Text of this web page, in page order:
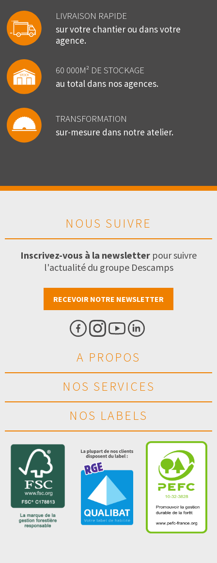
LIVRAISON RAPIDE
sur votre chantier ou dans votre
agence.
60 000M² DE STOCKAGE
au total dans nos agences.
TRANSFORMATION
sur-mesure dans notre atelier.
NOUS SUIVRE
Inscrivez-vous à la newsletter pour suivre
l'actualité du groupe Descamps
RECEVOIR NOTRE NEWSLETTER
A PROPOS
NOS SERVICES
NOS LABELS